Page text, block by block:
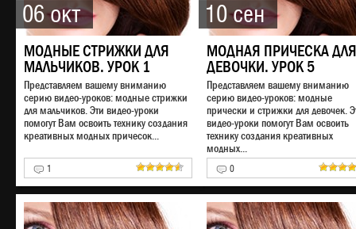
06 окт
МОДНЫЕ СТРИЖКИ ДЛЯ
МАЛЬЧИКОВ. УРОК 1
Представляем вашему вниманию
серию видео-уроков: модные стрижки
для мальчиков. Эти видео-уроки
помогут Вам освоить технику создания
креативных модных причесок...
1
10 сен
МОДНАЯ ПРИЧЕСКА ДЛЯ
ДЕВОЧКИ. УРОК 5
Представляем вашему вниманию
серию видео-уроков: модные
прически и стрижки для девочек.
видео-уроки помогут Вам освоить
технику создания креативных
модных...
0